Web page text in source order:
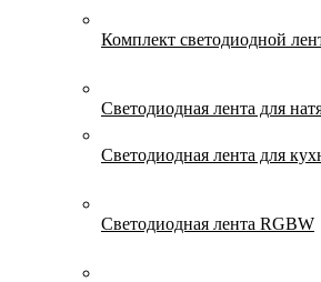
Комплект светодиодной
Светодиодная лента для
Светодиодная лента для
Светодиодная лента RGBW